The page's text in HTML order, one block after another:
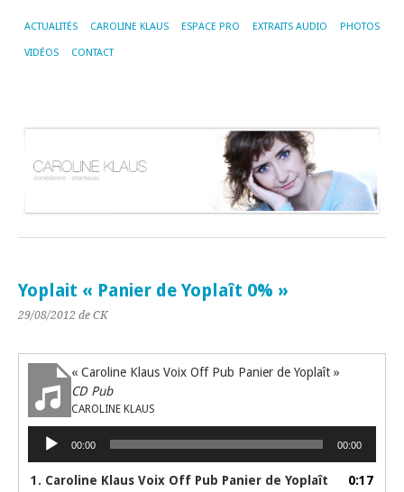
ACTUALITÉS CAROLINE KLAUS ESPACE PRO EXTRAITS AUDIO PHOTOS
VIDÉOS CONTACT
Yoplait « Panier de Yoplaît 0% »
29/08/2012 de CK
« Caroline Klaus Voix Off Pub Panier de Yoplaît »
CD Pub
CAROLINE KLAUS
Lecteur
audio
00:00 00:00
1. Caroline Klaus Voix Off Pub Panier de Yoplaît 0:17